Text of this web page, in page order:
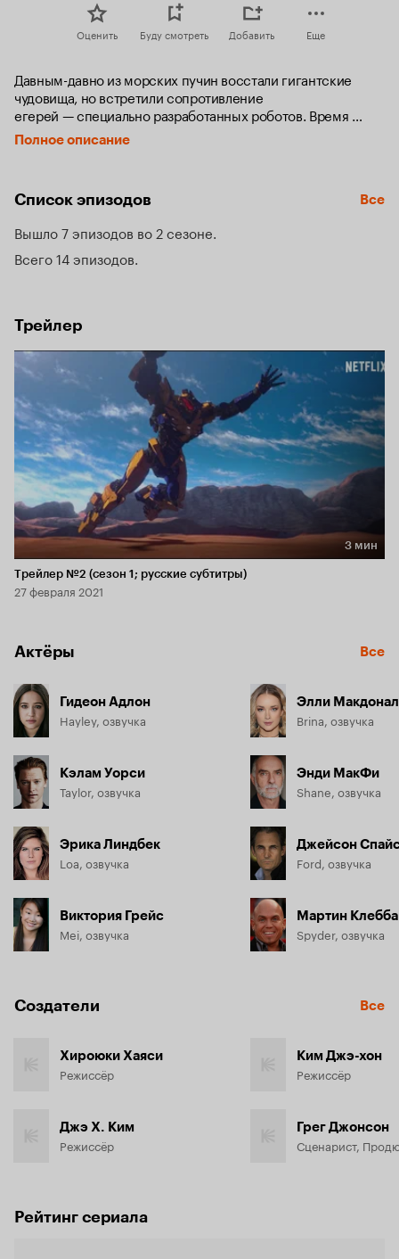
Оценить Буду смотреть Добавить Еще
Давным-давно из морских пучин восстали гигантские
чудовища, но встретили сопротивление
егерей — специально разработанных роботов. Время
прошло. Теперь монстры наводнили Австралию, и жителям
всего континента приходится эвакуироваться.
Они обнаруживают старого егеря и учатся управлять им,
Полное описание
Список эпизодов Все
Вышло 7 эпизодов во 2 сезоне
Всего 14 эпизодов
Трейлер
Длительность 3 мин
3 мин
Трейлер №2 (сезон 1; русские субтитры)
27 февраля 2021
Актёры Все
Гидеон Адлон
Hayley, озвучка
Кэлам Уорси
Taylor, озвучка
Эрика Линдбек
Loa, озвучка
Виктория Грейс
Mei, озвучка
Элли
Brina, озвучка
Энди МакФи
Shane, озвучка
Джейсон
Ford, озвучка
Мартин Клебба
Spyder, озвучка
Создатели Все
Хироюки Хаяси
Режиссёр
Джэ Х. Ким
Режиссёр
Ким Джэ-хон
Режиссёр
Грег Джонсон
Сценарист,
Рейтинг сериала